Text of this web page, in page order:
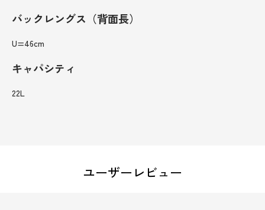
バックレングス（背面長）
U=46cm
キャパシティ
22L
ユーザーレビュー